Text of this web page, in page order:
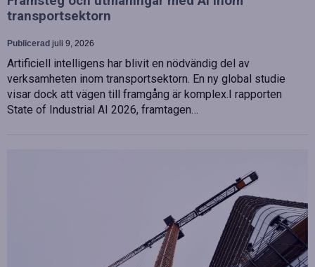
transportsektorn
Publicerad juli 9, 2026
Artificiell intelligens har blivit en nödvändig del av
verksamheten inom transportsektorn. En ny global studie
visar dock att vägen till framgång är komplex.I rapporten
State of Industrial AI 2026, framtagen…